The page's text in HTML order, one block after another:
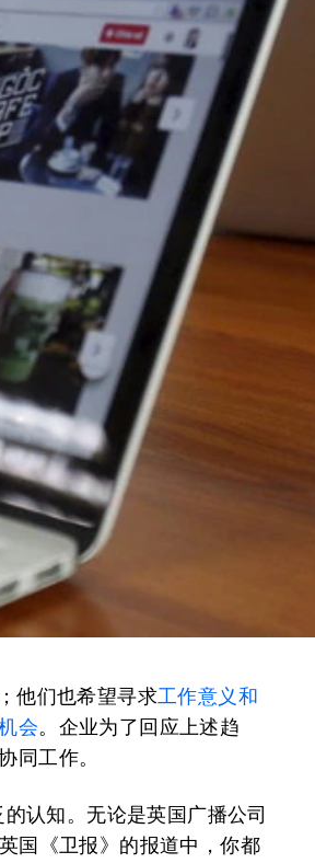
；他们也希望寻求工作意义和
会。企业为了回应上述趋
同工作。
认知。无论是英国广播公司
国《卫报》的报道中，你都